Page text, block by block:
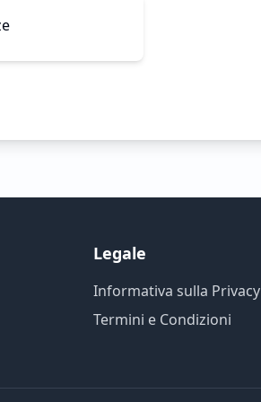
Legale
Informativa sulla Privacy
Termini e Condizioni